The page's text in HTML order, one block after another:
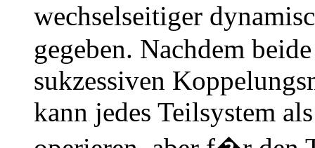
wechselseitiger
gegeben. Nachdem
sukzessiven
kann jedes Teilsystem